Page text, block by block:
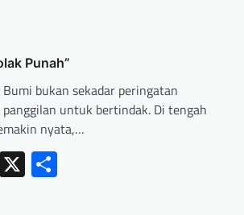
Punah”
bukan sekadar peringatan
untuk bertindak. Di tengah
nyata,…
Email
X